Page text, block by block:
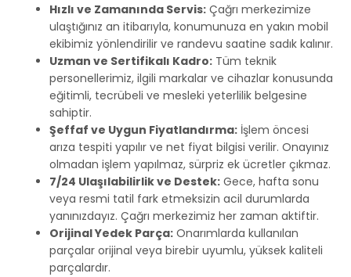
Hızlı ve Zamanında Servis: Çağrı merkezimize
ulaştığınız an itibarıyla, konumunuza en yakın mobil
ekibimiz yönlendirilir ve randevu saatine sadık kalınır.
Uzman ve Sertifikalı Kadro: Tüm teknik
personellerimiz, ilgili markalar ve cihazlar konusunda
eğitimli, tecrübeli ve mesleki yeterlilik belgesine
sahiptir.
Şeffaf ve Uygun Fiyatlandırma: İşlem öncesi
arıza tespiti yapılır ve net fiyat bilgisi verilir. Onayınız
olmadan işlem yapılmaz, sürpriz ek ücretler çıkmaz.
7/24 Ulaşılabilirlik ve Destek: Gece, hafta sonu
veya resmi tatil fark etmeksizin acil durumlarda
yanınızdayız. Çağrı merkezimiz her zaman aktiftir.
Orijinal Yedek Parça: Onarımlarda kullanılan
parçalar orijinal veya birebir uyumlu, yüksek kaliteli
parçalardır.